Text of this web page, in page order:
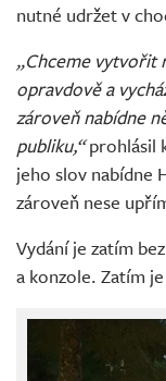
nutné udržet v
„Chceme vytvořit
opravdově a
zároveň nabídne
publiku,“prohlásil
jeho slov nabídne
zároveň nese
Vydání je zatím
a konzole. Zatím